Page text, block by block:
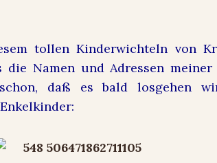
tollen Kinderwichteln von
die Namen und Adressen
daß es bald losgehen